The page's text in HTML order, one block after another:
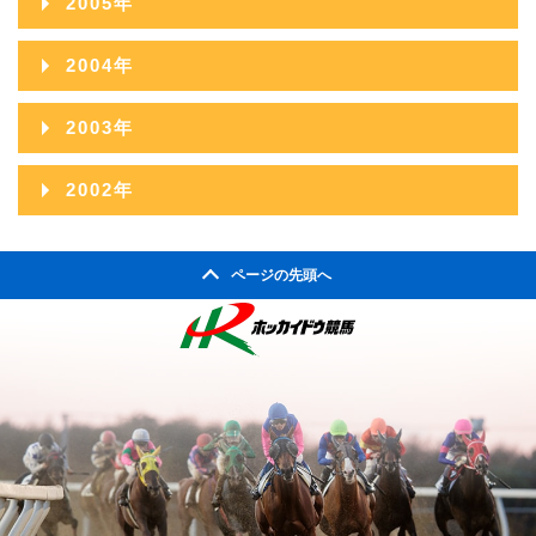
2014年01月
2013年03月
2013年02月
2013年01月
2012年03月
2012年02月
2012年01月
2011年05月
2011年03月
2011年02月
2010年06月
2010年05月
2010年03月
2010年01月
2009年08月
2009年07月
2009年06月
2009年05月
2009年03月
2008年09月
2008年08月
2008年07月
2008年06月
2008年05月
2008年01月
2007年10月
2007年09月
2007年08月
2007年07月
2007年02月
2007年01月
2006年11月
2006年10月
2006年09月
2006年08月
2006年03月
2006年02月
2005年12月
2005年11月
2005年10月
2005年09月
2005年08月
2005年07月
2005年04月
2005年03月
2004年
2004年12月
2004年11月
2004年10月
2004年06月
2004年05月
2004年04月
2003年
2003年12月
2003年07月
2003年06月
2003年05月
2002年
ページの先頭へ